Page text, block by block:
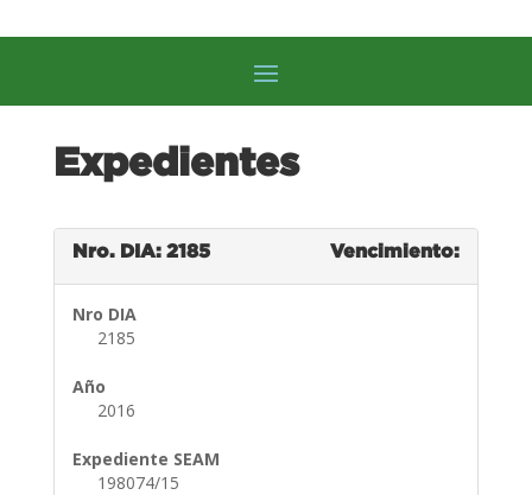
Expedientes
Nro. DIA: 2185 Vencimiento:
Nro DIA
2185
Año
2016
Expediente SEAM
198074/15